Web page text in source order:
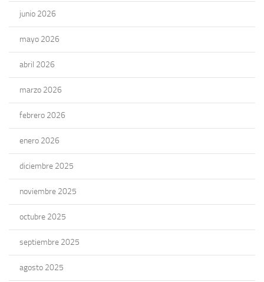
junio 2026
mayo 2026
abril 2026
marzo 2026
febrero 2026
enero 2026
diciembre 2025
noviembre 2025
octubre 2025
septiembre 2025
agosto 2025